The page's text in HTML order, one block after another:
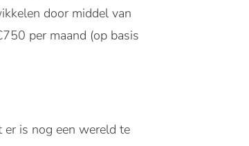
door middel van
per maand (op basis
er is nog een wereld te